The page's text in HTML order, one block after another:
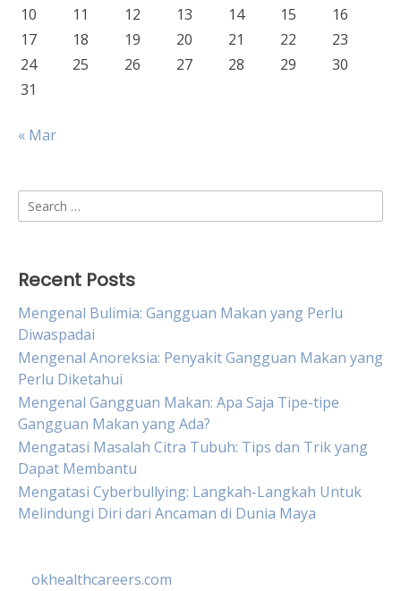
10
11 12 13 14 15
16
17
18 19 20 21 22
23
24
25 26 27 28 29
30
31
« Mar
Search
for:
Recent Posts
Mengenal Bulimia: Gangguan Makan yang Perlu
Diwaspadai
Mengenal Anoreksia: Penyakit Gangguan Makan yang
Perlu Diketahui
Mengenal Gangguan Makan: Apa Saja Tipe-tipe
Gangguan Makan yang Ada?
Mengatasi Masalah Citra Tubuh: Tips dan Trik yang
Dapat Membantu
Mengatasi Cyberbullying: Langkah-Langkah Untuk
Melindungi Diri dari Ancaman di Dunia Maya
okhealthcareers.com